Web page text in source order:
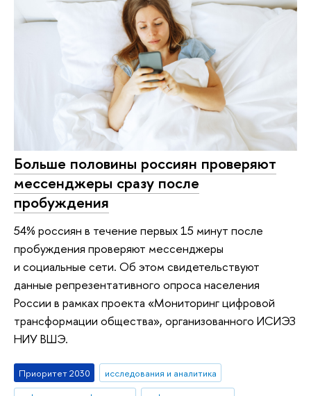
Больше половины россиян проверяют
мессенджеры сразу после
пробуждения
54% россиян в течение первых 15 минут после
пробуждения проверяют мессенджеры
и социальные сети. Об этом свидетельствуют
данные репрезентативного опроса населения
России в рамках проекта «Мониторинг цифровой
трансформации общества», организованного ИСИЭЗ
НИУ ВШЭ.
Приоритет 2030
исследования и аналитика